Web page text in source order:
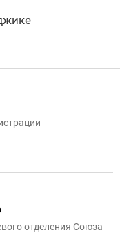
отделения Союза